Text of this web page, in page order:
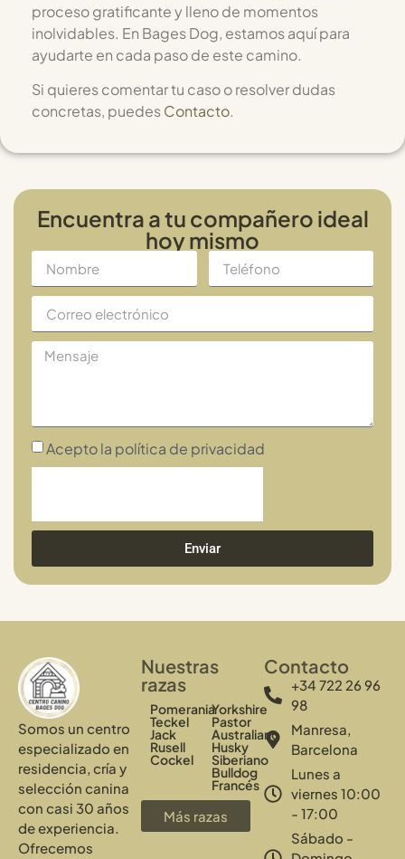
proceso gratificante y lleno de momentos
inolvidables. En Bages Dog, estamos aquí para
ayudarte en cada paso de este camino.
Si quieres comentar tu caso o resolver dudas
concretas, puedesContacto.
Encuentra a tu compañero ideal
hoy mismo
Acepto la política de privacidad
Enviar
Somos un centro
especializado en
residencia, cría y
selección canina
con casi 30 años
de experiencia.
Ofrecemos
Nuestras
razas
Pomerania
Teckel
Jack
Rusell
Cockel
Yorkshire
Pastor
Australiano
Husky
Siberiano
Bulldog
Francés
Más razas
Contacto
+34 722 26 96
98
Manresa,
Barcelona
Lunes a
viernes 10:00
- 17:00
Sábado -